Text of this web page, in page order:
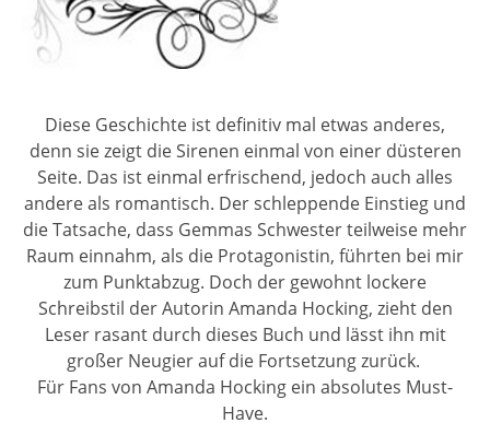
Diese Geschichte ist definitiv mal etwas anderes,
denn sie zeigt die Sirenen einmal von einer düsteren
Seite. Das ist einmal erfrischend, jedoch auch alles
andere als romantisch. Der schleppende Einstieg und
die Tatsache, dass Gemmas Schwester teilweise mehr
Raum einnahm, als die Protagonistin, führten bei mir
zum Punktabzug. Doch der gewohnt lockere
Schreibstil der Autorin Amanda Hocking, zieht den
Leser rasant durch dieses Buch und lässt ihn mit
großer Neugier auf die Fortsetzung zurück.
Für Fans von Amanda Hocking ein absolutes Must-
Have.